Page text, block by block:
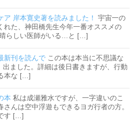
ア 岸本寛史著を読みました！
宇宙一の
れた、神田橋先生今年一番オススメの
らしい医師がいる…と […]
新刊を読んで この本は本当に不思議な
出ました。詳細は後日書きますが、行動
本な […]
本 私は成瀬雅水ですが、一字違いのこ
さんは空中浮遊もできるヨガ行者の方。
す […]